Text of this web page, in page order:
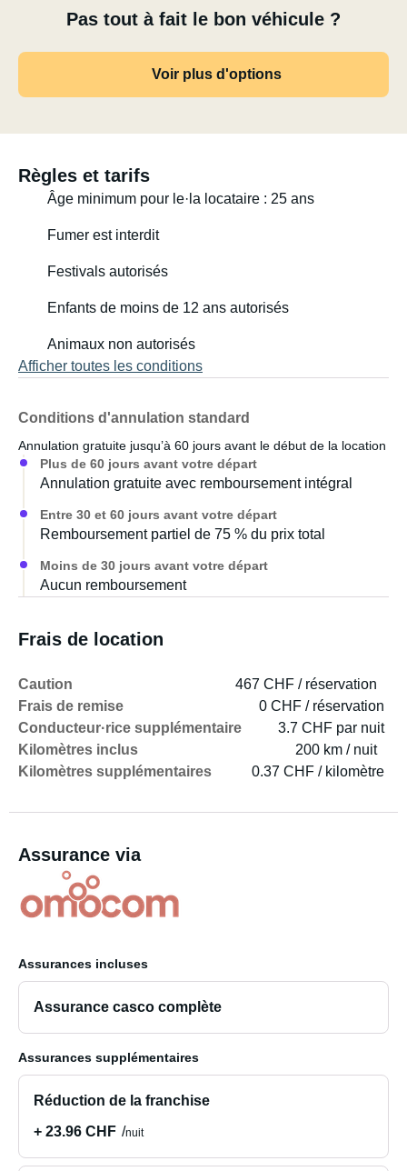
Pas tout à fait le bon véhicule ?
Voir plus d'options
Règles et tarifs
Âge minimum pour le·la locataire : 25 ans
Fumer est interdit
Festivals autorisés
Enfants de moins de 12 ans autorisés
Animaux non autorisés
Afficher toutes les conditions
Conditions d'annulation standard
Annulation gratuite jusqu’à 60 jours avant le début de la location
Plus de 60 jours avant votre départ
Annulation gratuite avec remboursement intégral
Entre 30 et 60 jours avant votre départ
Remboursement partiel de 75 % du prix total
Moins de 30 jours avant votre départ
Aucun remboursement
Frais de location
Caution
467 CHF / réservation
Frais de remise
0 CHF / réservation
Conducteur·rice supplémentaire
3.7 CHF par nuit
Kilomètres inclus
200 km / nuit
Kilomètres supplémentaires
0.37 CHF / kilomètre
Assurance via
Assurances incluses
Assurance casco complète
Assurances supplémentaires
Réduction de la franchise
+ 23.96 CHF
nuit